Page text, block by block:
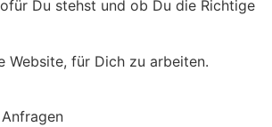
Du stehst und ob Du die Richtige
Website, für Dich zu arbeiten.